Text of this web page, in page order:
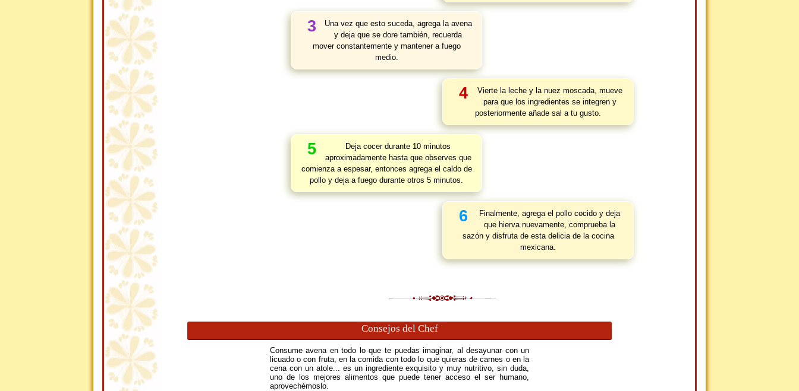
3
Una vez que esto suceda, agrega la avena
y deja que se dore también, recuerda
mover constantemente y mantener a fuego
medio.
4
Vierte la leche y la nuez moscada, mueve
para que los ingredientes se integren y
posteriormente añade sal a tu gusto.
5
Deja cocer durante 10 minutos
aproximadamente hasta que observes que
comienza a espesar, entonces agrega el caldo de
pollo y deja a fuego durante otros 5 minutos.
6
Finalmente, agrega el pollo cocido y deja
que hierva nuevamente, comprueba la
sazón y disfruta de esta delicia de la cocina
mexicana.
Consejos del Chef
Consume avena en todo lo que te puedas imaginar, al desayunar con un
licuado o con fruta, en la comida con todo lo que quieras de carnes o en la
cena con un atole... es un ingrediente exquisito y muy nutritivo, sin duda,
uno de los mejores alimentos que puede tener acceso el ser humano,
aprovechémoslo.